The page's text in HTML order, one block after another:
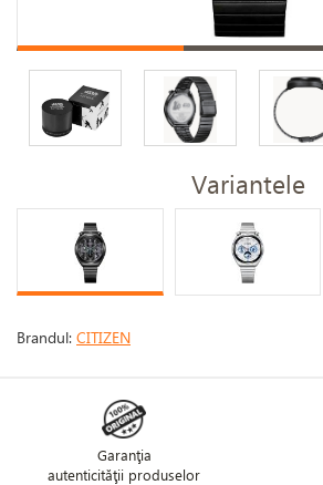
Variantele
Brandul: CITIZEN
Garanţia
autenticităţii produselor